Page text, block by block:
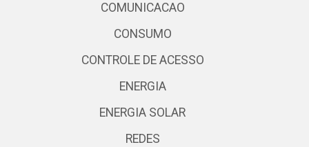
COMUNICACAO
CONSUMO
CONTROLE DE ACESSO
ENERGIA
ENERGIA SOLAR
REDES